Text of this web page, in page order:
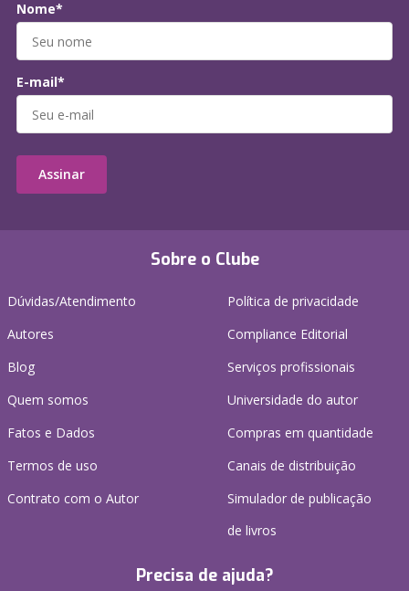
Sobre o Clube
Dúvidas/Atendimento
Autores
Blog
Quem somos
Fatos e Dados
Termos de uso
Contrato com o Autor
Política de privacidade
Compliance Editorial
Serviços profissionais
Universidade do autor
Compras em quantidade
Canais de distribuição
Simulador de publicação
de livros
Precisa de ajuda?
Nome*
E-mail*
Assinar